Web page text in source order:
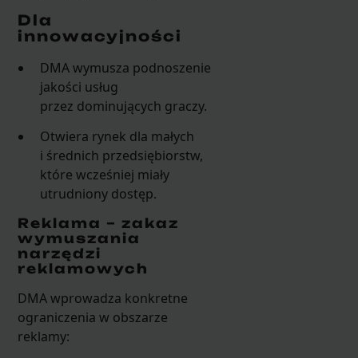
Dla
innowacyjności
DMA wymusza podnoszenie
jakości usług
przez dominujących graczy.
Otwiera rynek dla małych
i średnich przedsiębiorstw,
które wcześniej miały
utrudniony dostęp.
Reklama – zakaz
wymuszania
narzędzi
reklamowych
DMA wprowadza konkretne
ograniczenia w obszarze
reklamy: